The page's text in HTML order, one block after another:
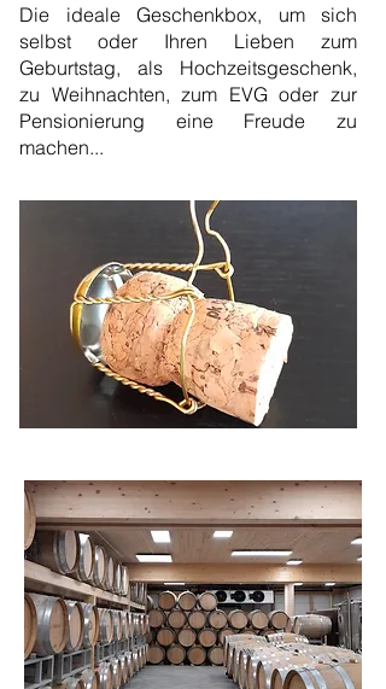
Die ideale Geschenkbox, um sich
selbst oder Ihren Lieben zum
Geburtstag, als Hochzeitsgeschenk,
zu Weihnachten, zum EVG oder zur
Pensionierung eine Freude zu
machen...